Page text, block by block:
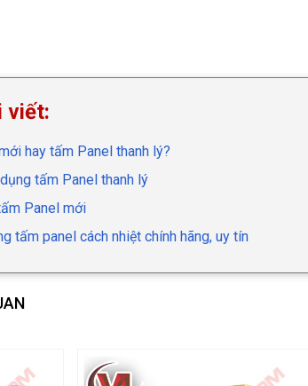
viết:
hay tấm Panel thanh lý?
tấm Panel thanh lý
Panel mới
tấm panel cách nhiệt chính hãng, uy tín